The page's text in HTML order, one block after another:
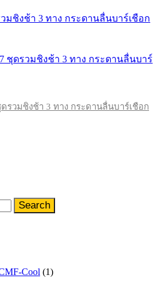
ดรวมชิงช้า 3 ทาง กระดานลื่นบาร์เชือก
Search
Cool (1)